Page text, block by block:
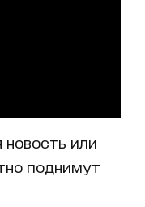
новость или
поднимут